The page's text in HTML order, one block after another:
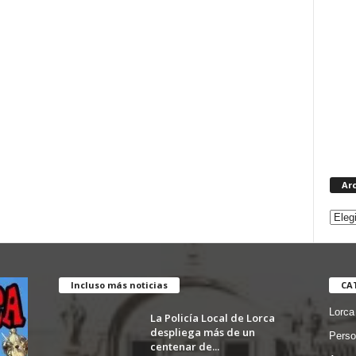
Incluso más noticias
La Policía Local de Lorca
despliega más de un
centenar de...
Lorca